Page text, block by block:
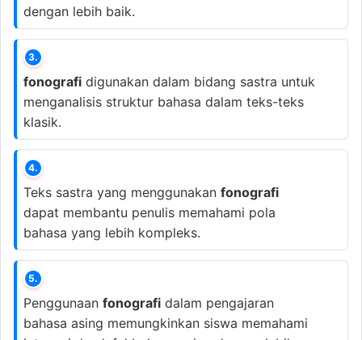
dengan lebih baik.
3.
fonografi digunakan dalam bidang sastra untuk
menganalisis struktur bahasa dalam teks-teks
klasik.
4.
Teks sastra yang menggunakan fonografi
dapat membantu penulis memahami pola
bahasa yang lebih kompleks.
5.
Penggunaan fonografi dalam pengajaran
bahasa asing memungkinkan siswa memahami